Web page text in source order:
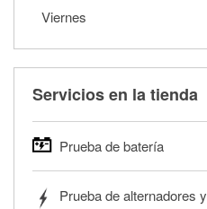
Viernes
Servicios en la tienda
Prueba de batería
autos, camionetas, SUVs,
Prueba de alternadores